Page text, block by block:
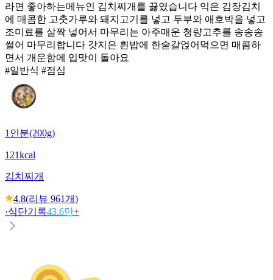
라면 좋아하는메뉴인 김치찌개를 끓였습니다 익은 김장김치
에 매콤한 고춧가루와 돼지고기를 넣고 두부와 애호박을 넣고
조미료를 살짝 넣어서 마무리는 아주매운 청량고추를 송송송
썰어 마무리합니다 갓지은 흰밥에 한숟갈얹어먹으면 매콤하
면서 개운함에 입맛이 돌아요
#일반식 #점심
1인분(200g)
121kcal
김치찌개
4.8(리뷰 961개)
·식단기록43.6만+